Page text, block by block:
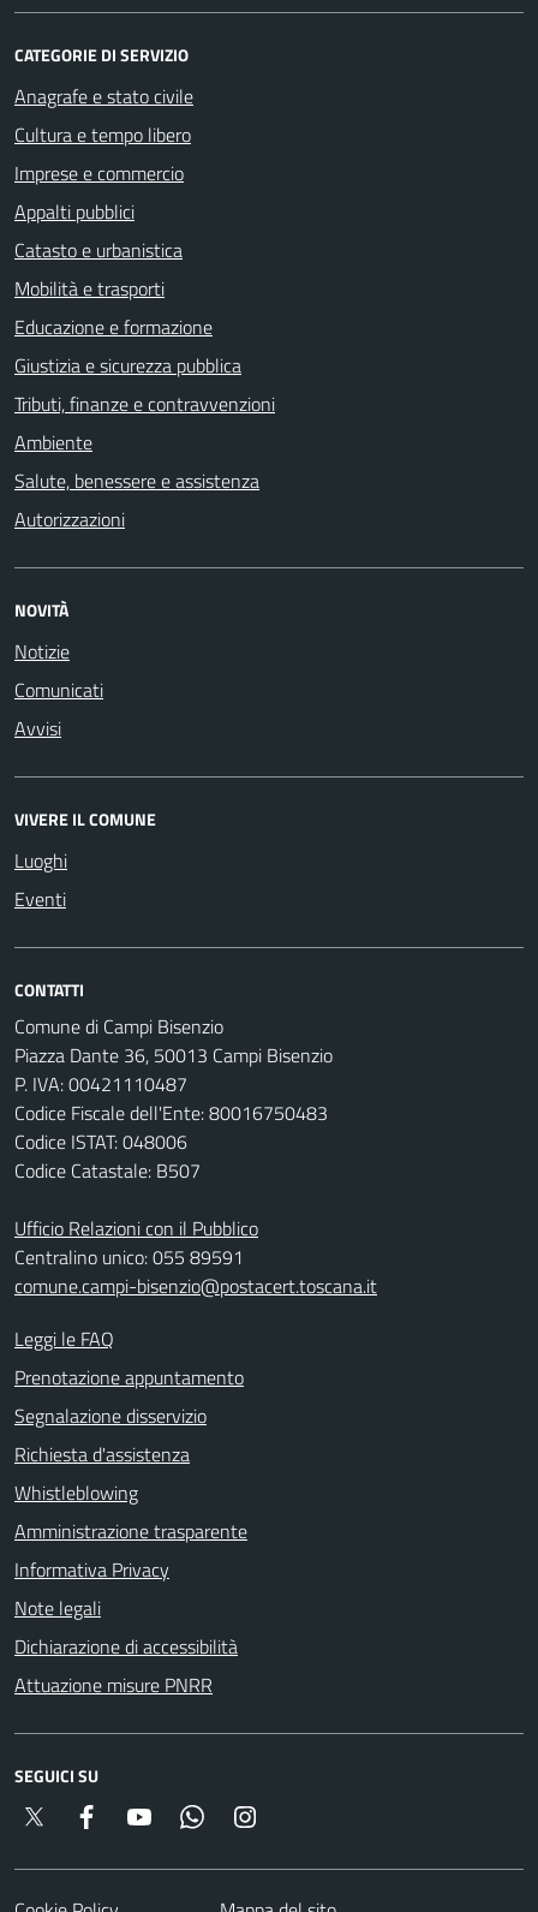
CATEGORIE DI SERVIZIO
Anagrafe e stato civile
Cultura e tempo libero
Imprese e commercio
Appalti pubblici
Catasto e urbanistica
Mobilità e trasporti
Educazione e formazione
Giustizia e sicurezza pubblica
Tributi, finanze e contravvenzioni
Ambiente
Salute, benessere e assistenza
Autorizzazioni
NOVITÀ
Notizie
Comunicati
Avvisi
VIVERE IL COMUNE
Luoghi
Eventi
CONTATTI
Comune di Campi Bisenzio
Piazza Dante 36, 50013 Campi Bisenzio
P. IVA: 00421110487
Codice Fiscale dell'Ente: 80016750483
Codice ISTAT: 048006
Codice Catastale: B507
Ufficio Relazioni con il Pubblico
Centralino unico: 055 89591
comune.campi-bisenzio@postacert.toscana.it
Leggi le FAQ
Prenotazione appuntamento
Segnalazione disservizio
Richiesta d'assistenza
Whistleblowing
Amministrazione trasparente
Informativa Privacy
Note legali
Dichiarazione di accessibilità
Attuazione misure PNRR
SEGUICI SU
Twitter Facebook YouTube Whatsapp